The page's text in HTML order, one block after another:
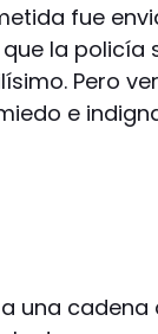
fue
la
Pero
e
una